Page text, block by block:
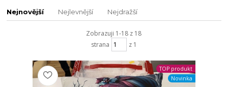
Nejnovější Nejlevnější Nejdražší
Zobrazuji 1-18 z 18
strana
z 1
TOP produkt
Novinka